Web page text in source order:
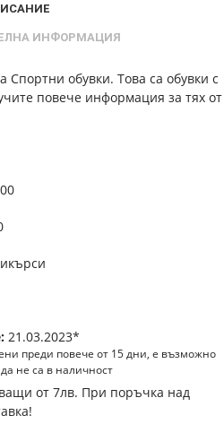
ИНФОРМАЦИЯ
Спортни обувки. Това са обувки с
повече информация за тях от
21.03.2023*
преди повече от 15 дни, е възможно
не са в наличност
от 7лв. При поръчка над